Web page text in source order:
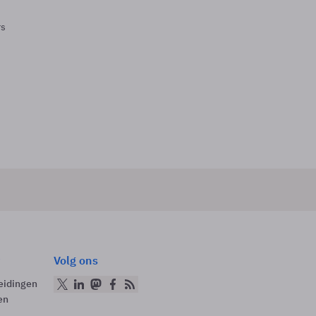
Volg ons